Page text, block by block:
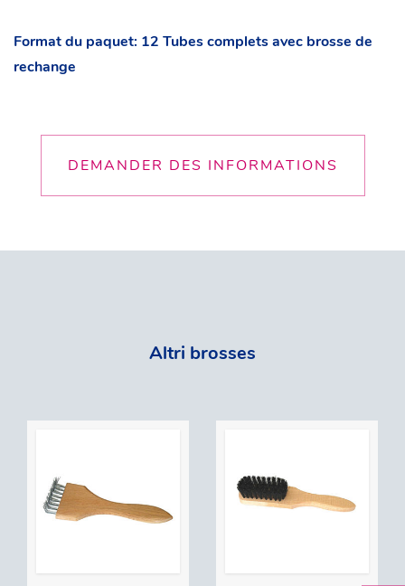
Format du paquet: 12 Tubes complets avec brosse de
rechange
DEMANDER DES INFORMATIONS
Altri brosses